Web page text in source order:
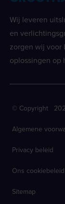
Wij leveren
en
zorgen wij voor
oplossingen op
© Copyright
Algemene
Privacy beleid
Ons cookiebeleid
Sitemap